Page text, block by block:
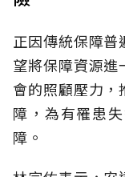
正因傳統保障
望將保障資源進
會的照顧壓力
障，為有罹患
障。